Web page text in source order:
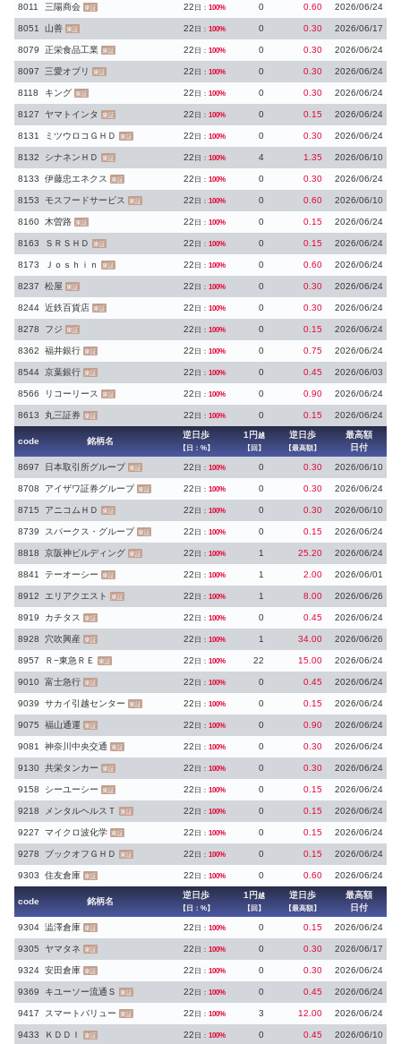
8011
三陽商会 東証 22 日： 100% 0 0.60 2026/06/24
8051 山善 東証 22 日： 100% 0 0.30 2026/06/17
8079 正栄食品工業 東証 22 日： 100% 0 0.30 2026/06/24
8097 三愛オブリ 東証 22 日： 100% 0 0.30 2026/06/24
8118 キング 東証 22 日： 100% 0 0.30 2026/06/24
8127 ヤマトインタ 東証 22 日： 100% 0 0.15 2026/06/24
8131 ミツウロコＧＨＤ 東証 22 日： 100% 0 0.30 2026/06/24
8132 シナネンＨＤ 東証 22 日： 100% 4 1.35 2026/06/10
8133 伊藤忠エネクス 東証 22 日： 100% 0 0.30 2026/06/24
8153 モスフードサービス 東証 22 日： 100% 0 0.60 2026/06/10
8160 木曽路 東証 22 日： 100% 0 0.15 2026/06/24
8163 ＳＲＳＨＤ 東証 22 日： 100% 0 0.15 2026/06/24
8173 Ｊｏｓｈｉｎ 東証 22 日： 100% 0 0.60 2026/06/24
8237 松屋 東証 22 日： 100% 0 0.30 2026/06/24
8244 近鉄百貨店 東証 22 日： 100% 0 0.30 2026/06/24
8278 フジ 東証 22 日： 100% 0 0.15 2026/06/24
8362 福井銀行 東証 22 日： 100% 0 0.75 2026/06/24
8544 京葉銀行 東証 22 日： 100% 0 0.45 2026/06/03
8566 リコーリース 東証 22 日： 100% 0 0.90 2026/06/24
8613 丸三証券 東証 22 日： 100% 0 0.15 2026/06/24
code 銘柄名
逆日歩
【日：%】
1円 越
【回】
逆日歩
【最高額】
最高額
日付
8697
日本取引所グループ 東証 22 日： 100% 0 0.30 2026/06/10
8708 アイザワ証券グループ 東証 22 日： 100% 0 0.30 2026/06/24
8715 アニコムＨＤ 東証 22 日： 100% 0 0.30 2026/06/10
8739 スパークス・グループ 東証 22 日： 100% 0 0.15 2026/06/24
8818 京阪神ビルディング 東証 22 日： 100% 1 25.20 2026/06/24
8841 テーオーシー 東証 22 日： 100% 1 2.00 2026/06/01
8912 エリアクエスト 東証 22 日： 100% 1 8.00 2026/06/26
8919 カチタス 東証 22 日： 100% 0 0.45 2026/06/24
8928 穴吹興産 東証 22 日： 100% 1 34.00 2026/06/26
8957 Ｒ−東急ＲＥ 東証 22 日： 100% 22 15.00 2026/06/24
9010 富士急行 東証 22 日： 100% 0 0.45 2026/06/24
9039 サカイ引越センター 東証 22 日： 100% 0 0.15 2026/06/24
9075 福山通運 東証 22 日： 100% 0 0.90 2026/06/24
9081 神奈川中央交通 東証 22 日： 100% 0 0.30 2026/06/24
9130 共栄タンカー 東証 22 日： 100% 0 0.30 2026/06/24
9158 シーユーシー 東証 22 日： 100% 0 0.15 2026/06/24
9218 メンタルヘルスＴ 東証 22 日： 100% 0 0.15 2026/06/24
9227 マイクロ波化学 東証 22 日： 100% 0 0.15 2026/06/24
9278 ブックオフＧＨＤ 東証 22 日： 100% 0 0.15 2026/06/24
9303 住友倉庫 東証 22 日： 100% 0 0.60 2026/06/24
code 銘柄名
逆日歩
【日：%】
1円 越
【回】
逆日歩
【最高額】
最高額
日付
9304 澁澤倉庫 東証 22 日： 100% 0 0.15 2026/06/24
9305 ヤマタネ 東証 22 日： 100% 0 0.30 2026/06/17
9324 安田倉庫 東証 22 日： 100% 0 0.30 2026/06/24
9369 キユーソー流通Ｓ 東証 22 日： 100% 0 0.45 2026/06/24
9417 スマートバリュー 東証 22 日： 100% 3 12.00 2026/06/24
9433 ＫＤＤＩ 東証 22 日： 100% 0 0.45 2026/06/10